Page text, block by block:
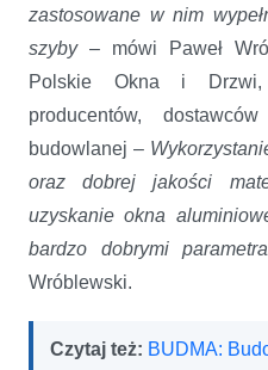
zastosowane w nim
szyby – mówi Paweł
Polskie Okna i Drzwi,
producentów,
budowlanej –
oraz dobrej jakości
uzyskanie okna
bardzo dobrymi
Wróblewski.
Czytaj też: BUDMA: